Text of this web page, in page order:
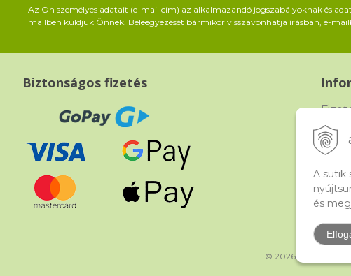
A sütik
és
Az Ön személyes adatait (e-mail cím) az alkalmazandó jogszabályoknak és
mailben küldjük Önnek. Beleegyezését bármikor visszavonhatja írásban, e-
Biztonságos fizetés
A
© 2026 beado.hu, a